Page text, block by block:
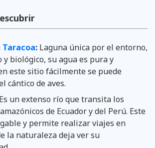
Taracoa: Laguna única por el entorno,
y biológico, su agua es pura y
este sitio fácilmente se puede
cántico de aves.
Es un extenso río que transita los
de Ecuador y del Perú. Este
y permite realizar viajes en
la naturaleza deja ver su